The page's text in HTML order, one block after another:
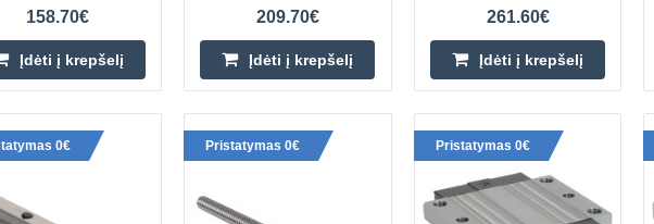
REXROTH 1632-114-20 linijinė karietėlė
Aukštis (H): 24 mm Plotis (A): 34 mm Ilgis (B): 58.2 mm
Dydis: 15 H1: 19.90 mm Skylė (S2): M4 A1: 14 mm A3:
158.70€
Įdėti į krepšelį
209.70€
Įdėti į krepšelį
261.60€
Įdėti į krepšelį
0€ Pristatymas 0€ Pristatymas 0€